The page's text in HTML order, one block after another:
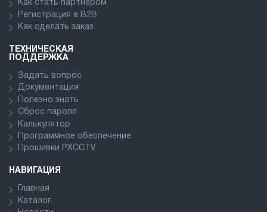
Как стать партнёром
Регистрация в В2В
Как сделать заказ
ТЕХНИЧЕСКАЯ
ПОДДЕРЖКА
Задать вопрос
Документация
Полезно знать
Сброс пароля
Калькулятор
Программное обеспечение
Прошивки PXCCTV
НАВИГАЦИЯ
Главная
Каталог